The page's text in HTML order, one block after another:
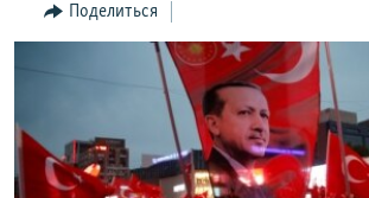
поискуЎЗБЕКЧА
Все сайты РСЕ/РС
Поделиться